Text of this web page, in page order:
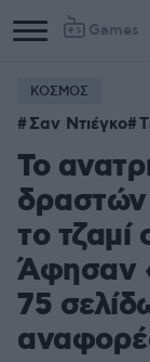
Games
ΚΟΣΜΟΣ
Σαν Ντιέγκο
Το
δραστών
το τζαμί
Άφησαν
75